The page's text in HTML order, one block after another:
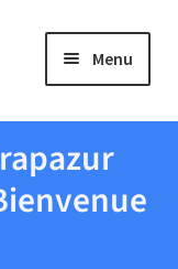
Menu